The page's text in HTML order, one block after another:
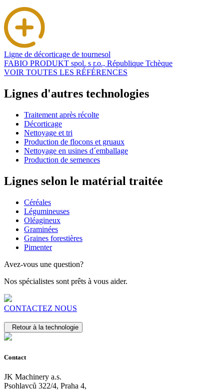
Ligne de décorticage de tournesol
FABIO PRODUKT spol. s r.o., République Tchèque
VOIR TOUTES LES RÉFÉRENCES
Lignes d'autres technologies
Traitement après récolte
Décorticage
Nettoyage et tri
Production de flocons et gruaux
Nettoyage en usines d´emballage
Production de semences
Lignes selon le matérial traitée
Céréales
Légumineuses
Oléagineux
Graminées
Graines forestières
Pimenter
Avez-vous une question?
Nos spécialistes sont prêts à vous aider.
CONTACTEZ NOUS
Retour à la technologie
Contact
JK Machinery a.s.
Psohlavců 322/4, Praha 4,